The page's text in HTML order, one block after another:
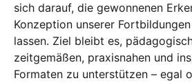
sich darauf, die gewonnenen
Konzeption unserer
lassen. Ziel bleibt es,
zeitgemäßen, praxisnahen und
Formaten zu unterstützen – egal